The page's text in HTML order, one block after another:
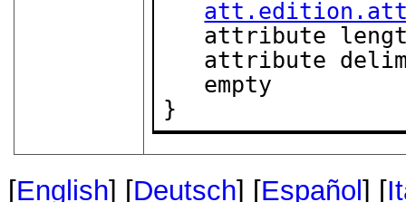
attribute
attribute
}
[English] [Deutsch] [Español ] [